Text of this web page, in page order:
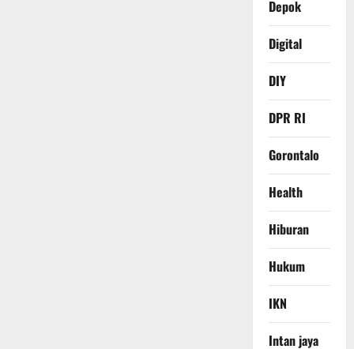
Depok
Digital
DIY
DPR RI
Gorontalo
Health
Hiburan
Hukum
IKN
Intan jaya